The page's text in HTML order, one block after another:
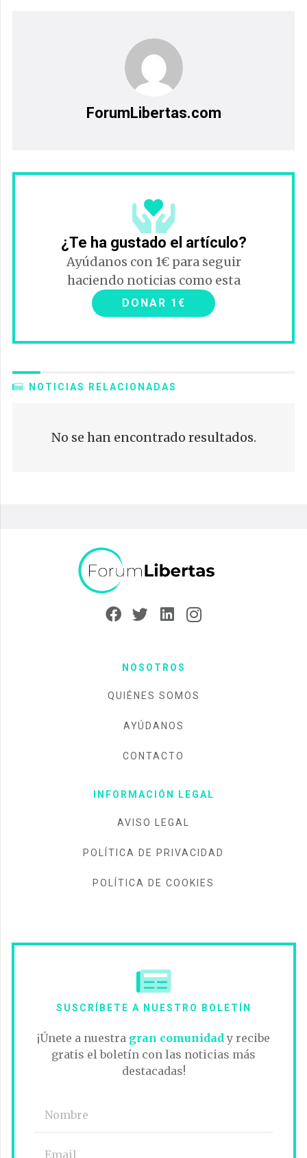
ForumLibertas.com
¿Te ha gustado el artículo?
Ayúdanos con 1€ para seguir
haciendo noticias como esta
DONAR 1€
NOTICIAS RELACIONADAS
No se han encontrado resultados.
NOSOTROS
QUIÉNES SOMOS
AYÚDANOS
CONTACTO
INFORMACIÓN LEGAL
AVISO LEGAL
POLÍTICA DE PRIVACIDAD
POLÍTICA DE COOKIES
SUSCRÍBETE A NUESTRO BOLETÍN
¡Únete a nuestra gran comunidady recibe
gratis el boletín con las noticias más
destacadas!